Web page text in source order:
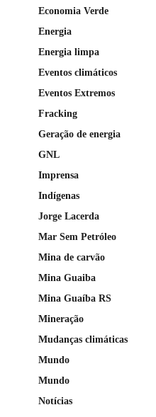
Economia Verde
Energia
Energia limpa
Eventos climáticos
Eventos Extremos
Fracking
Geração de energia
GNL
Imprensa
Indígenas
Jorge Lacerda
Mar Sem Petróleo
Mina de carvão
Mina Guaiba
Mina Guaíba RS
Mineração
Mudanças climáticas
Mundo
Mundo
Notícias